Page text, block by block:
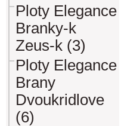
Ploty Elegance
Branky-k
Zeus-k (3)
Ploty Elegance
Brany
Dvoukridlove
(6)